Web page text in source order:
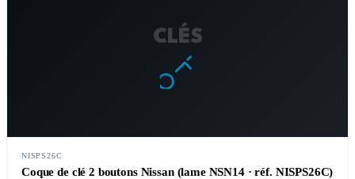
CLÉS
NISPS26C
Coque de clé 2 boutons Nissan (lame NSN14 · réf. NISPS26C)